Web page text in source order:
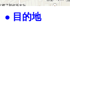
● 目的地